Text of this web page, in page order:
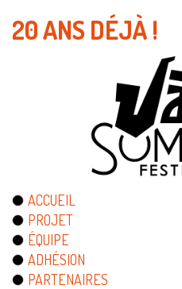
20 ANS DÉJÀ !
ACCUEIL
PROJET
ÉQUIPE
ADHÉSION
PARTENAIRES